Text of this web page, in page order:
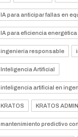
IA para anticipar fallas en
IA para eficiencia energética
ingeniería responsable
Inteligencia Artificial
inteligencia artificial en
KRATOS KRATOS ADMIN
mantenimiento predictivo